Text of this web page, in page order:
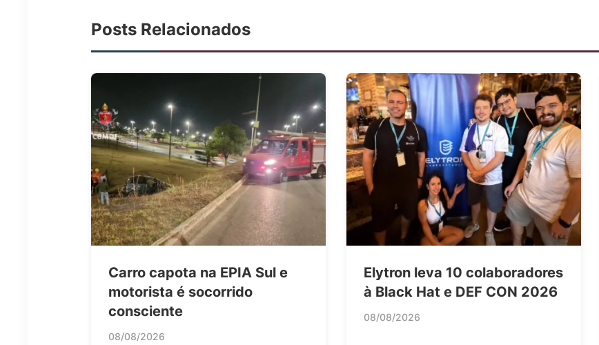
Posts Relacionados
Carro capota na EPIA Sul e
motorista é socorrido
consciente
08/08/2026
Elytron leva 10 colaboradores
à Black Hat e DEF CON 2026
08/08/2026